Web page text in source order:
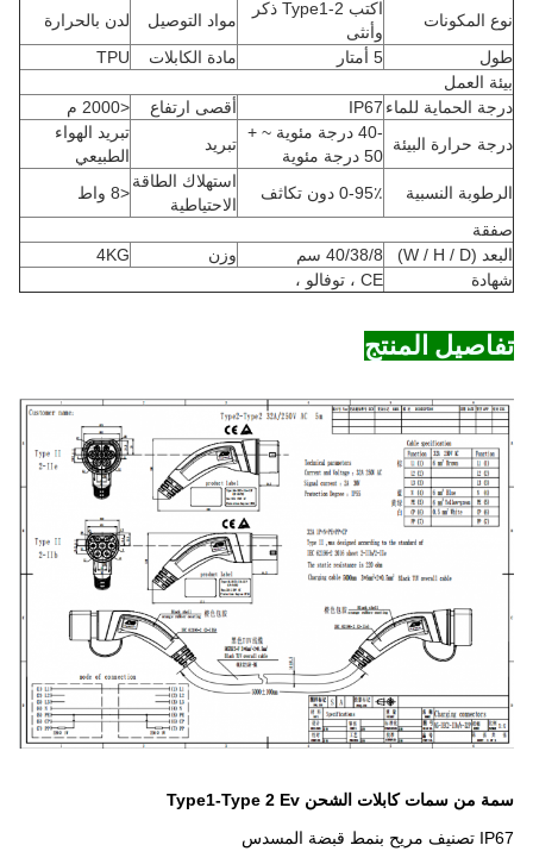
نوع المكونات
اكتب 2-Type1 ذكر
وأنثى
مواد التوصيل
لدن بالحرارة
طول
5 أمتار مادة الكابلات
TPU
بيئة العمل
درجة الحماية للماءIP67 أقصى ارتفاع
<2000 م
درجة حرارة البيئة
-40 درجة مئوية ~ +
50 درجة مئوية
تبريد
تبريد الهواء
الطبيعي
الرطوبة النسبية
0-95٪ دون تكاثف
استهلاك الطاقة
الاحتياطية
<8 واط
صفقة
البعد (W / H / D)
40/38/8 سم وزن
4KG
شهادة
CE ، توفالو ،
تفاصيل المنتج
سمة من سماتكابلات الشحن Type1-Type 2 Ev
IP67 تصنيف مريح بنمط قبضة المسدس